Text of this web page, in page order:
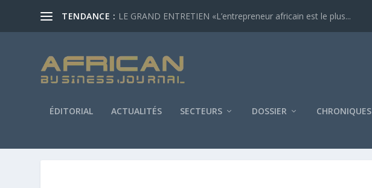
TENDANCE : LE GRAND ENTRETIEN «L’entrepreneur africain est le plus...
ÉDITORIAL ACTUALITÉS SECTEURS DOSSIER CHRONIQUES